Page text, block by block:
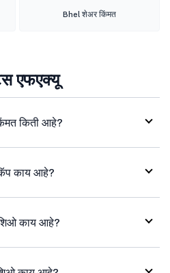
Bhel शेअर किंमत
एफएक्यू
किती आहे?
कॅप काय आहे?
काय आहे?